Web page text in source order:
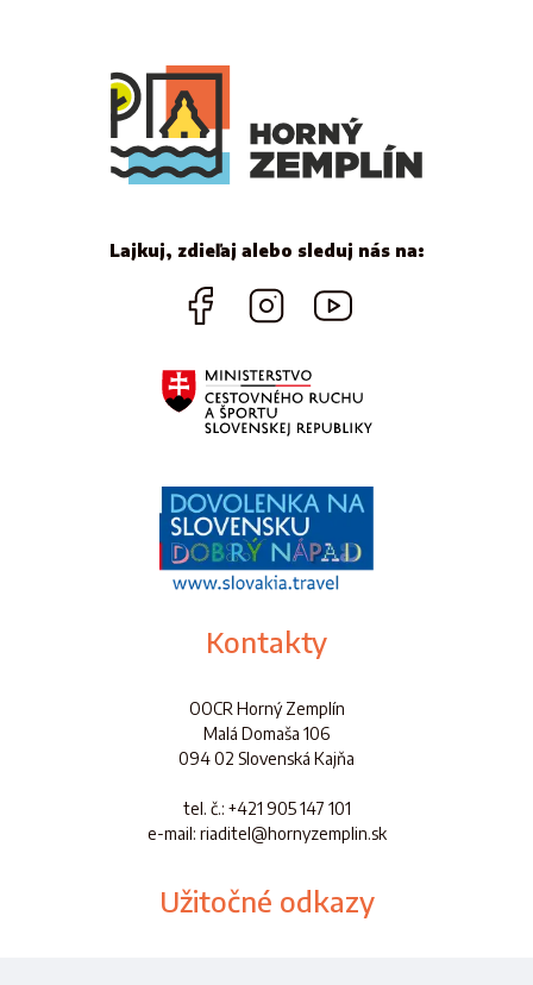
Lajkuj, zdieľaj alebo sleduj nás na:
Kontakty
OOCR Horný Zemplín
Malá Domaša 106
094 02 Slovenská Kajňa
tel. č.: +421 905 147 101
e-mail: riaditel@hornyzemplin.sk
Užitočné odkazy